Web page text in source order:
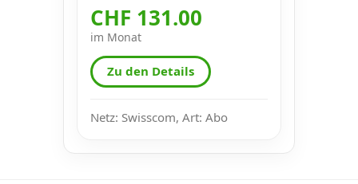
CHF 131.00
im Monat
Zu den Details
Netz: Swisscom, Art: Abo